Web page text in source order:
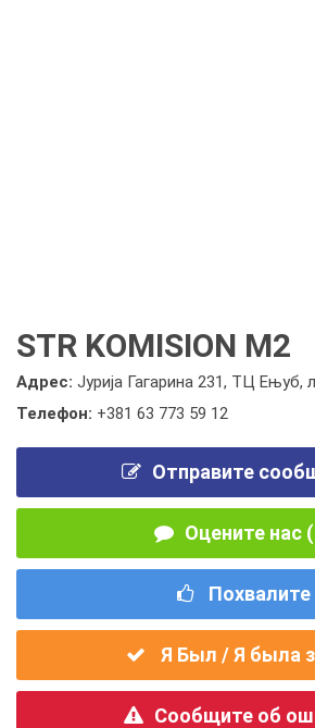
STR KOMISION M2
Адрес: Јурија Гагарина 231, ТЦ Ењуб,
Телефон: +381 63 773 59 12
Отправите
Оцените нас
Похвалите
Я Был / Я была
Сообщите об